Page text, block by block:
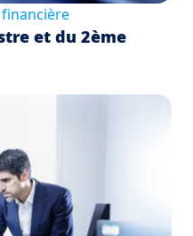
et du 2ème